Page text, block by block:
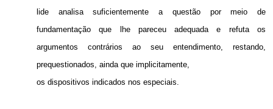
lide analisa suficientemente a questão por meio de
fundamentação que lhe pareceu adequada e refuta os
argumentos contrários ao seu entendimento, restando,
prequestionados, ainda que implicitamente,
os dispositivos indicados nos especiais.